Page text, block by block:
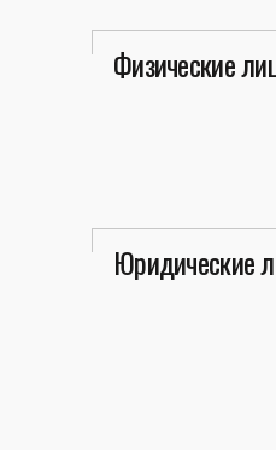
Физические
Юридические